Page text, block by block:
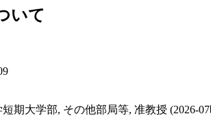
いて
期大学部, その他部局等, 准教授 (2026-